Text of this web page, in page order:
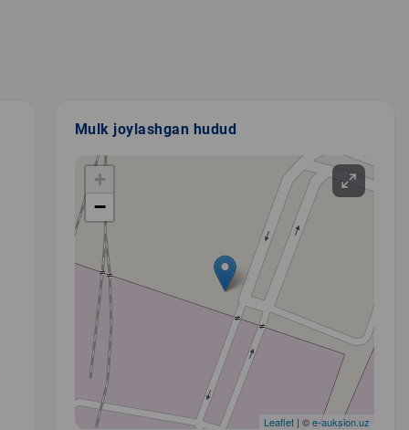
Mulk joylashgan hudud
+
−
Leaflet| ©e-auksion.uz